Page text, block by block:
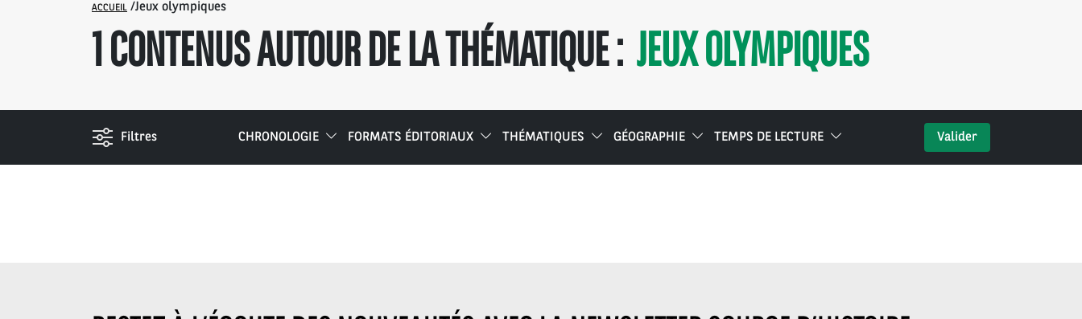
ACCUEIL /Jeux olympiques
1CONTENUS AUTOUR DE LA THÉMATIQUE : JEUX OLYMPIQUES
Filtres CHRONOLOGIE FORMATS ÉDITORIAUX THÉMATIQUES GÉOGRAPHIE TEMPS DE LECTURE Valider